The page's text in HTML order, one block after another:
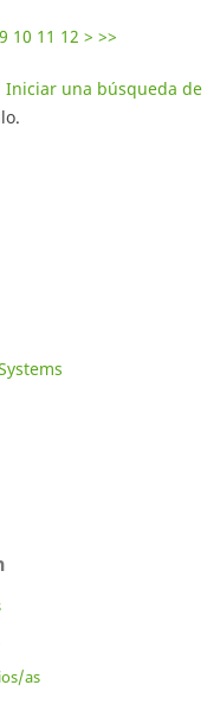
9 10 11 12 > >>
Iniciar una búsqueda
as